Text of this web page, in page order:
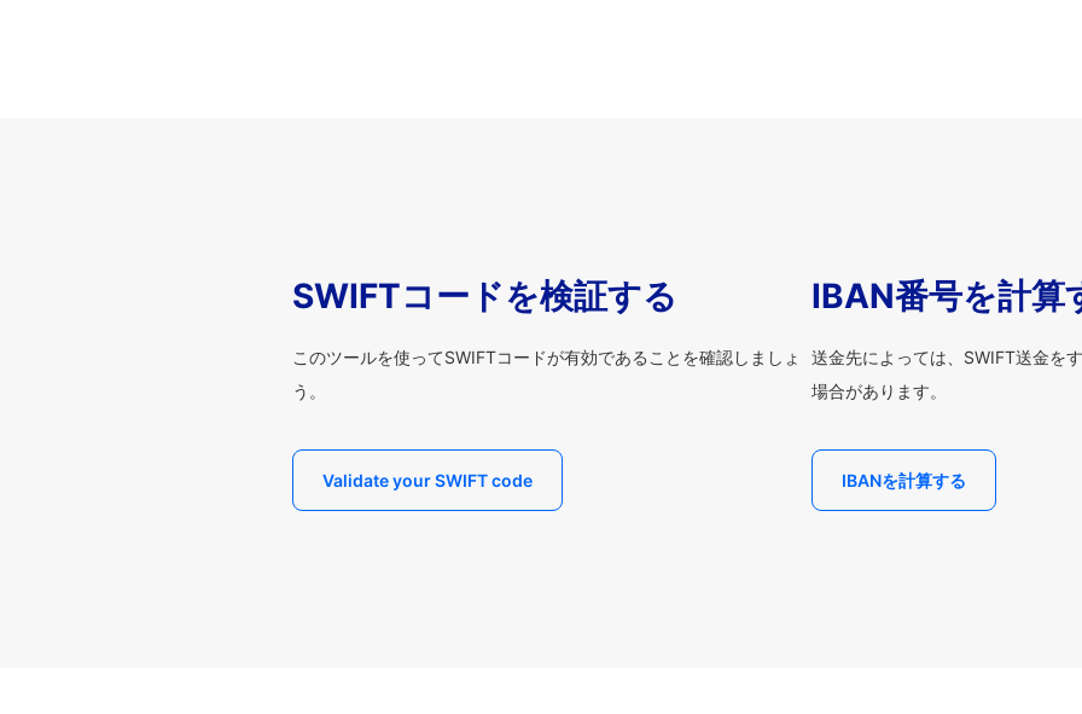
SWIFTコードを検証する
このツールを使ってSWIFTコードが有効であることを確認しましょ
う。
Validate your SWIFT code
IBAN番号を計算
送金先によっては、SWIFT送金を
場合があります。
IBANを計算する